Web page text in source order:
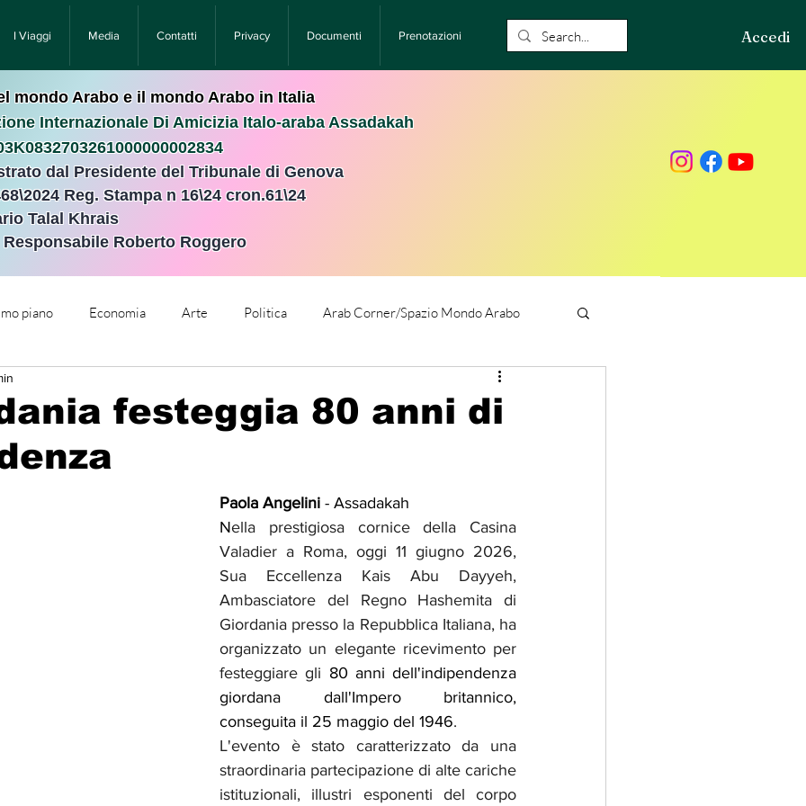
I Viaggi Media Contatti Privacy Documenti Prenotazioni Accedi
mondo Arabo e il mondo Arabo in Italia
Internazionale Di Amicizia Italo-araba Assadakah
dal Presidente del Tribunale di Genova
Reg. Stampa n 16\24 cron.61\24
Talal Khrais
Roberto Roggero
piano Economia Arte Politica Arab Corner/Spazio Mondo Arabo
Solidarietà
Lega Araba Società Diritti Umani
festeggia 80 anni di
Paola Angelini - Assadakah
Nella prestigiosa cornice della Casina
Valadier a Roma, oggi 11 giugno 2026,
Sua Eccellenza Kais Abu Dayyeh,
Ambasciatore del Regno Hashemita di
Giordania presso la Repubblica Italiana, ha
organizzato un elegante ricevimento per
festeggiare gli 80 anni dell'indipendenza
giordana dall'Impero britannico,
conseguita il 25 maggio del 1946.
L'evento è stato caratterizzato da una
straordinaria partecipazione di alte cariche
istituzionali, illustri esponenti del corpo